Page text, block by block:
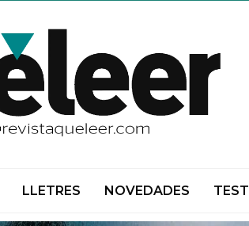
LLETRES NOVEDADES TEST